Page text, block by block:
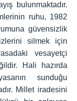
bulunmaktadır.
ruhu, 1982
güvensizlik
izlerini silmek için
vesayetçi
Hali hazırda
sunduğu
Millet iradesini